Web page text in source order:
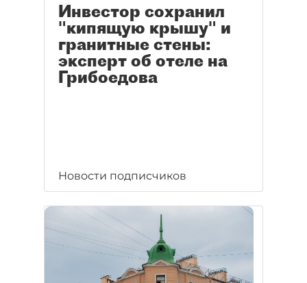
Инвестор сохранил
"кипящую крышу" и
гранитные стены:
эксперт об отеле на
Грибоедова
Новости подписчиков